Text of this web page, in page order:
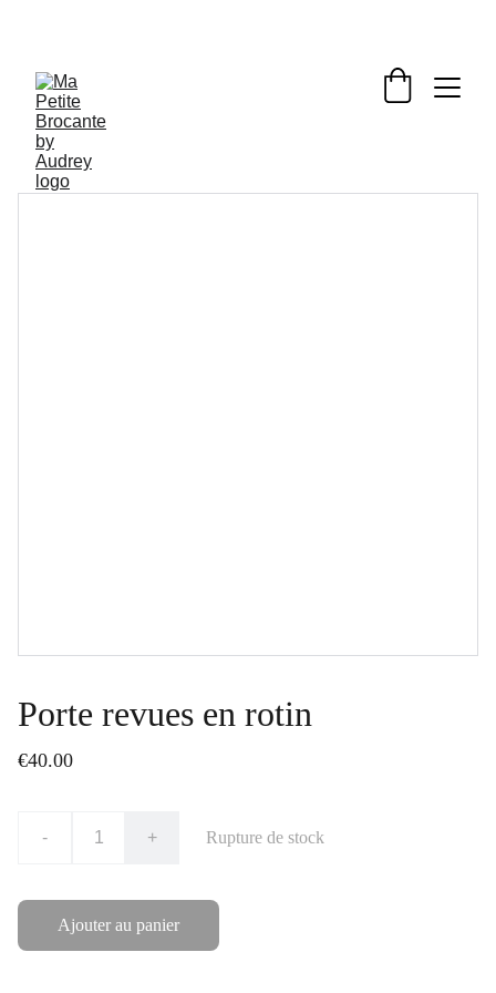
Porte revues en rotin
€40.00
- + Rupture de stock
Ajouter au panier